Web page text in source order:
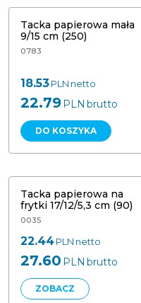
Tacka papierowa mała
9/15 cm (250)
0783
18.53PLN netto
22.79PLN brutto
DO KOSZYKA
Tacka papierowa na frytki 17/12/5,3
Tacka papierowa na
frytki 17/12/5,3 cm (90)
0035
22.44PLN netto
27.60 PLN brutto
ZOBACZ